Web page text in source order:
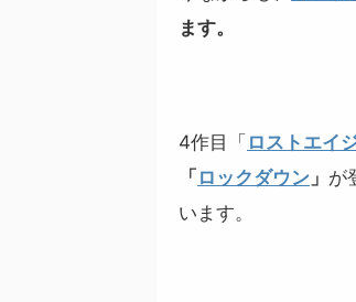
ます。
4作目「 ロストエイ
「 ロックダウン 」 が
います。